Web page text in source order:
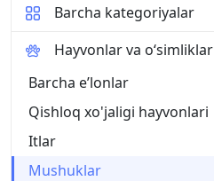
Barcha kategoriyalar
Hayvonlar va o‘simliklar
Barcha eʼlonlar
Qishloq xo'jaligi hayvonlari
Itlar
Mushuklar